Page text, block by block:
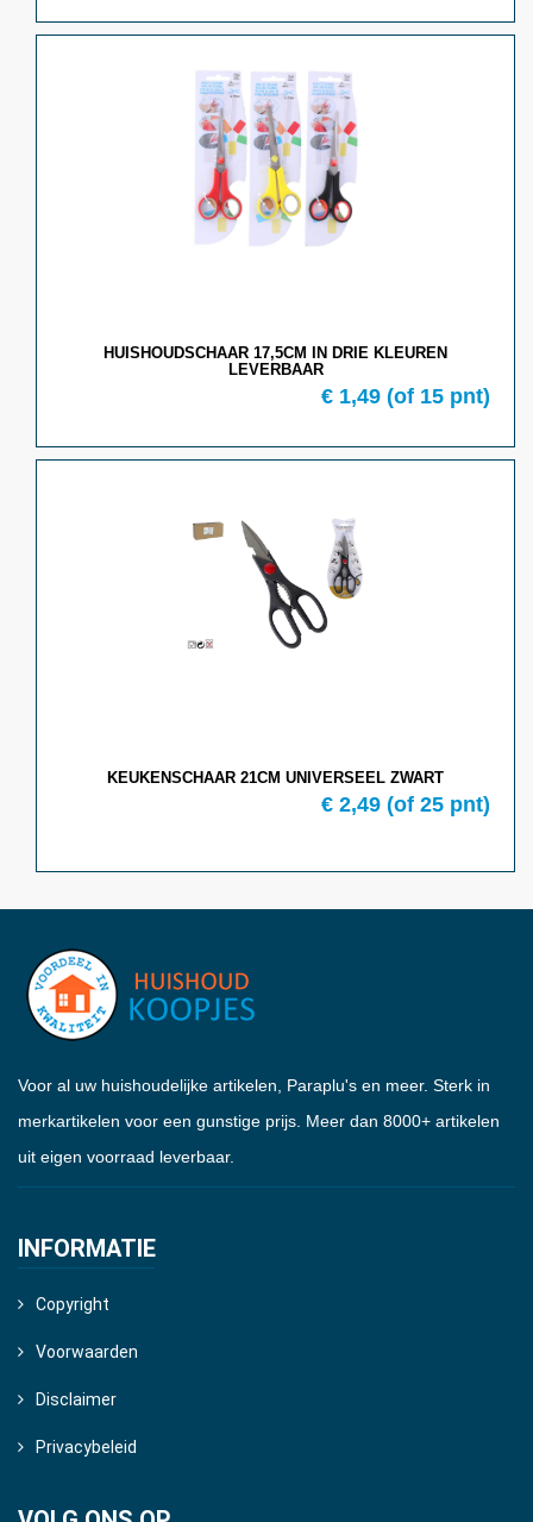
HUISHOUDSCHAAR 17,5CM IN DRIE KLEUREN
LEVERBAAR
€ 1,49 (of 15 pnt)
KEUKENSCHAAR 21CM UNIVERSEEL ZWART
€ 2,49 (of 25 pnt)
Voor al uw huishoudelijke artikelen, Paraplu's en meer. Sterk in
merkartikelen voor een gunstige prijs. Meer dan 8000+ artikelen
uit eigen voorraad leverbaar.
INFORMATIE
Copyright
Voorwaarden
Disclaimer
Privacybeleid